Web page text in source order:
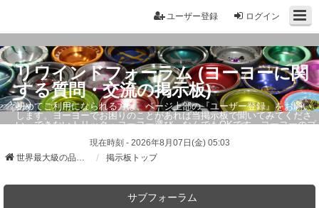
ログイン
ユーザー登録
リワインドフォーラム (ヨーヨーに関
する質問・交流の掲示板)
初めてご利用になられる方は、ページ上部の『ユーザー登録』をお願い
します。ヨーヨーでお困りのことがあれば当掲示板で聞いてみてくださ
い。できないトリック・ヨーヨー選び、なんでもOKです。ヨーヨーのプ
現在時刻 - 2026年8月07日(金) 05:03
世界最大級の品ぞろえ ヨーヨーストア「リワインド」
掲示板トップ
サブフォーラム